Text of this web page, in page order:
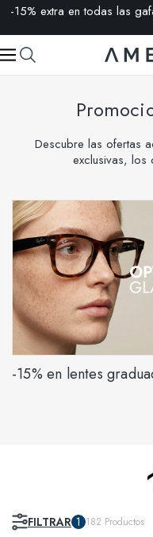
REBAJAS:
Descubre las ofertas
exclusivas, los
-15% en lentes
FILTRAR 1 182 Productos